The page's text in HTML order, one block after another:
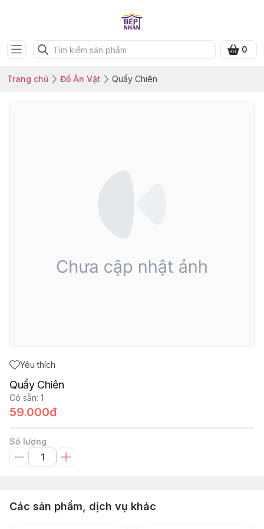
0
Trang chủ Đồ Ăn Vặt Quẩy Chiên
Yêu thích
Quẩy Chiên
Có sẵn: 1
59.000đ
Số lượng
Các sản phẩm, dịch vụ khác